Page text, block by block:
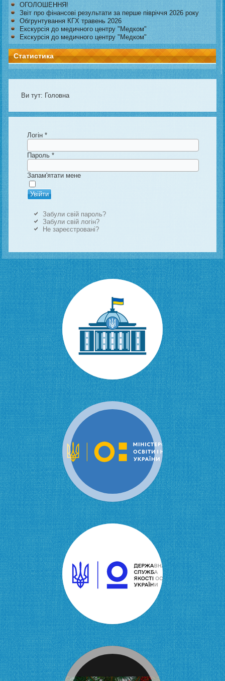
ОГОЛОШЕННЯ!
Звіт про фінансові результати за перше півріччя 2026 року
Обгрунтування КГХ травень 2026
Екскурсія до медичного центру "Медком"
Екскурсія до медичного центру "Медком"
Статистика
Ви тут: Головна
Логін *
Пароль *
Запам'ятати мене
Увійти
Забули свій пароль?
Забули свій логін?
Не зареєстровані?